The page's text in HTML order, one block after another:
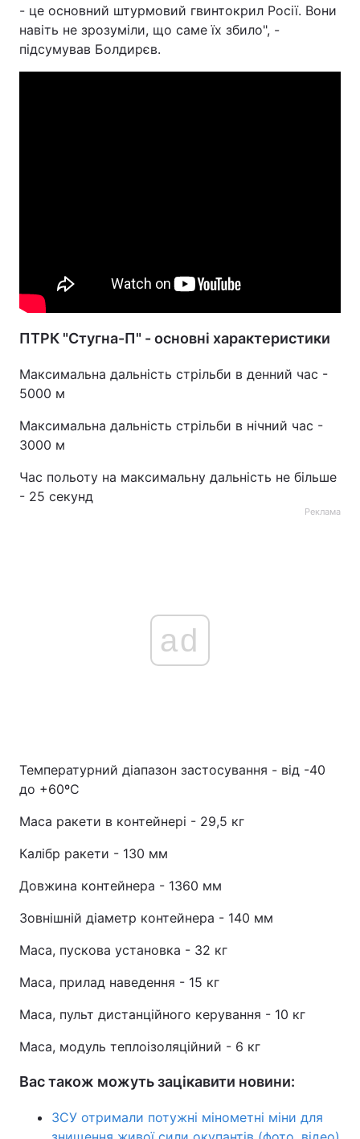
- це основний штурмовий гвинтокрил Росії. Вони
навіть не зрозуміли, що саме їх збило", -
підсумував Болдирєв.
ПТРК "Стугна-П" - основні характеристики
Максимальна дальність стрільби в денний час -
5000 м
Максимальна дальність стрільби в нічний час -
3000 м
Час польоту на максимальну дальність не більше
- 25 секунд
Реклама
ad
Температурний діапазон застосування - від -40
до +60ºС
Маса ракети в контейнері - 29,5 кг
Калібр ракети - 130 мм
Довжина контейнера - 1360 мм
Зовнішній діаметр контейнера - 140 мм
Маса, пускова установка - 32 кг
Маса, прилад наведення - 15 кг
Маса, пульт дистанційного керування - 10 кг
Маса, модуль теплоізоляційний - 6 кг
Вас також можуть зацікавити новини:
ЗСУ отримали потужні мінометні міни для